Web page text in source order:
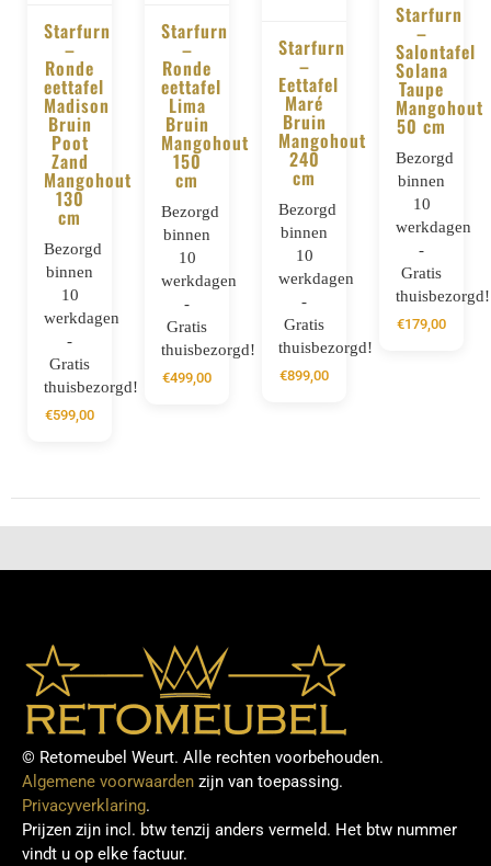
BESTELLEN
Starfurn
–
Ronde
eettafel
Madison
Bruin
Poot
Zand
Mangohout
130
cm
Bezorgd
binnen
10
werkdagen
-
Gratis
thuisbezorgd!
€599,00
BESTELLEN
Starfurn
–
Ronde
eettafel
Lima
Bruin
Mangohout
150
cm
Bezorgd
binnen
10
werkdagen
-
Gratis
thuisbezorgd!
€499,00
BESTELLEN
Starfurn
–
Eettafel
Maré
Bruin
Mangohout
240
cm
Bezorgd
binnen
10
werkdagen
-
Gratis
thuisbezorgd!
€899,00
BESTELLEN
Starfurn
–
Salontafel
Solana
Taupe
Mangohout
50 cm
Bezorgd
binnen
10
werkdagen
-
Gratis
thuisbezorgd!
€179,00
© Retomeubel Weurt. Alle rechten voorbehouden.
Algemene voorwaarden zijn van toepassing.
Privacyverklaring.
Prijzen zijn incl. btw tenzij anders vermeld. Het btw nummer
vindt u op elke factuur.